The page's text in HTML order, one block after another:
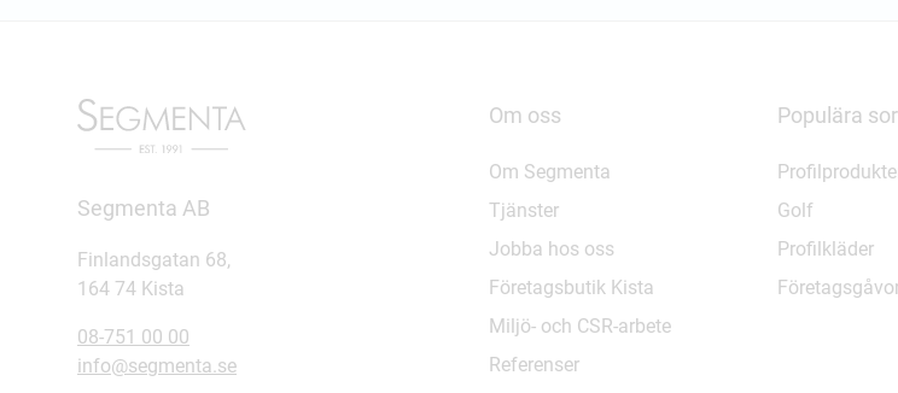
Segmenta AB
Finlandsgatan 68,
164 74 Kista
08-751 00 00
info@segmenta.se
Om oss
Om Segmenta
Tjänster
Jobba hos oss
Företagsbutik Kista
Miljö- och CSR-arbete
Referenser
Populära
Golf
Profilkläder